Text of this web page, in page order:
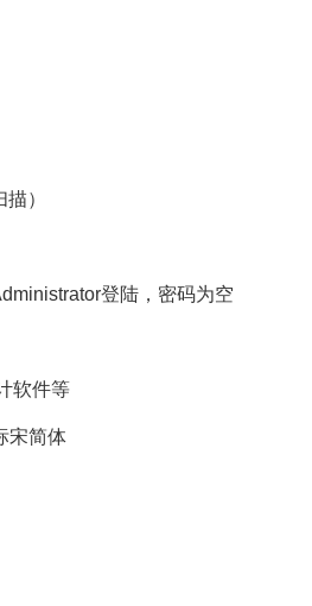
）
登陆，密码为空
软件等
宋简体